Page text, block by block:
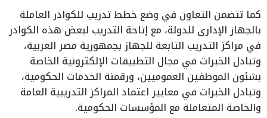
كما تتضمن التعاون في وضع خطط تدريب للكوادر العاملة
بالجهاز الإدارى للدولة، مع إتاحة التدريب لبعض هذه الكوادر
في مراكز التدريب التابعة للجهاز بجمهورية مصر العربية،
وتبادل الخبرات في مجال التطبيقات الإلكترونية الخاصة
بشئون الموظفين العموميين، ورقمنة الخدمات الحكومية،
وتبادل الخبرات في معايير اعتماد المراكز التدريبية العامة
والخاصة المتعاملة مع المؤسسات الحكومية.